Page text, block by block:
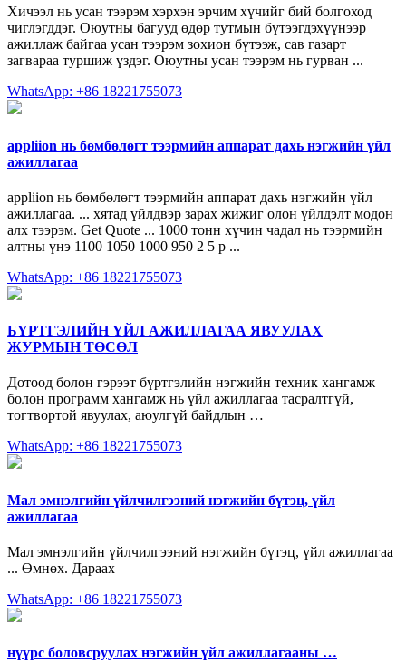
Хичээл нь усан тээрэм хэрхэн эрчим хүчийг бий болгоход
чиглэгддэг. Оюутны багууд өдөр тутмын бүтээгдэхүүнээр
ажиллаж байгаа усан тээрэм зохион бүтээж, сав газарт
загвараа туршиж үздэг. Оюутны усан тээрэм нь гурван ...
WhatsApp: +86 18221755073
appliion нь бөмбөлөгт тээрмийн аппарат дахь нэгжийн үйл
ажиллагаа
appliion нь бөмбөлөгт тээрмийн аппарат дахь нэгжийн үйл
ажиллагаа. ... хятад үйлдвэр зарах жижиг олон үйлдэлт модон
алх тээрэм. Get Quote ... 1000 тонн хүчин чадал нь тээрмийн
алтны үнэ 1100 1050 1000 950 2 5 р ...
WhatsApp: +86 18221755073
БҮРТГЭЛИЙН ҮЙЛ АЖИЛЛАГАА ЯВУУЛАХ
ЖУРМЫН ТӨСӨЛ
Дотоод болон гэрээт бүртгэлийн нэгжийн техник хангамж
болон программ хангамж нь үйл ажиллагаа тасралтгүй,
тогтвортой явуулах, аюулгүй байдлын …
WhatsApp: +86 18221755073
Мал эмнэлгийн үйлчилгээний нэгжийн бүтэц, үйл
ажиллагаа
Мал эмнэлгийн үйлчилгээний нэгжийн бүтэц, үйл ажиллагаа
... Өмнөх. Дараах
WhatsApp: +86 18221755073
нүүрс боловсруулах нэгжийн үйл ажиллагааны …